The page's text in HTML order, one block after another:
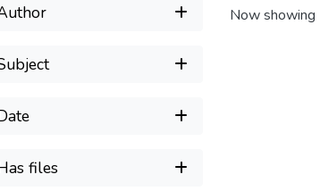
files
Now showing